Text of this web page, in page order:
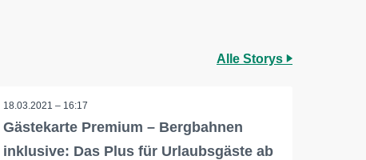
Alle Storys
18.03.2021 – 16:17
Gästekarte Premium – Bergbahnen
inklusive: Das Plus für Urlaubsgäste ab